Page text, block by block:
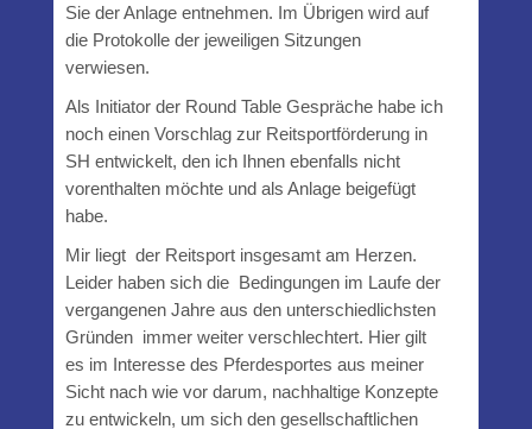
Sie der Anlage entnehmen. Im Übrigen wird auf
die Protokolle der jeweiligen Sitzungen
verwiesen.
Als Initiator der Round Table Gespräche habe ich
noch einen Vorschlag zur Reitsportförderung in
SH entwickelt, den ich Ihnen ebenfalls nicht
vorenthalten möchte und als Anlage beigefügt
habe.
Mir liegt der Reitsport insgesamt am Herzen.
Leider haben sich die Bedingungen im Laufe der
vergangenen Jahre aus den unterschiedlichsten
Gründen immer weiter verschlechtert. Hier gilt
es im Interesse des Pferdesportes aus meiner
Sicht nach wie vor darum, nachhaltige Konzepte
zu entwickeln, um sich den gesellschaftlichen